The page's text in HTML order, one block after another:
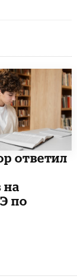
ответил
на
по